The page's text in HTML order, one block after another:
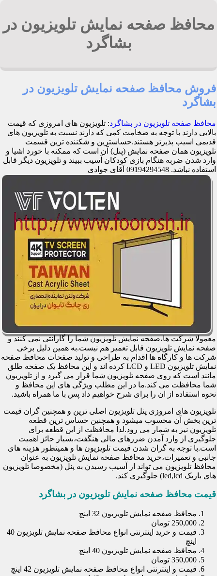
محافظ صفحه نمایش تلویزیون در
بشاگرد
فروش محافظ صفحه نمایش تلویزیون در
بشاگرد
محافظ صفحه تلویزیون در بشاگرد: تلویزیون های امروزی که قیمت
بالایی دارند با توجه به ضخامت کمی که دارند نسبت به تلویزیون های
قدیمی اسیب پذیرتر هستند.حساسترین و شکننده ترین قسمت
تلویزیون همان صفحه نمایش (پنل) آن است که ممکنه با خورد اشیا و
وارد شدن ضربه هنگام بازی کودکان آسیب ببیند و تلویزیون دیگر قابل
استفاده نباشد. 09194294548 آقای جوادی
معمولا شرکت ها،صفحه نمایش تلویزیون شما را گارانتی نمی کنند و
صفحه نمایش تلویزیون قابل تعمیر هم نیست.به همین دلیل برخی
شرکت ها و کارگاه ها اقدام به طراحی و تولید صفحات محافظ صفحه
نمایش تلویزیون LED و LCD کرده اند و این محافظ یک صفحه طلق
مانند است که روی صفحه تلویزیون شما قرار می گیرد و از تلویزیون
شما محافظت می کند.ما در این مطلب ویژگی های این محافظ و
نحوه استفاده از ان را برای شرح خواهیم داد پس با ما همراه باشید.
تلویزیون های امروزی پنل تلویزیون اصلی ترین و همچنین گران قیمت
ترین بخش آن محسوب میشود و همچنین حساس ترین قطعه
تلویزیون نیز به شمار می رود.لذا محافظت از این قطعه برای
جلوگیری از وارد آمدن ضررهای مالی هنگفت،بسیار حائز اهمیت
است.با توجه به گران شدن قیمت تلویزیون ها و همینطور هزینه های
جانبی و تعمیرات،خرید محافظ صفحه نمایش تلویزیون به عنوان
محافظ تلویزیون می تواند از آسیب رسیدن به پنل (مخصوصا تلویزیون
های باریک led,lcd) جلوگیری کند.
قیمت محافظ صفحه نمایش تلویزیون در بشاگرد
محافظ صفحه نمایش تلویزیون 32 اینچ
250,000 تومان
قیمت و خرید اینترنتی انواع محافظ صفحه نمایش تلویزیون 40
اینچ
محافظ صفحه نمایش تلویزیون 40 اینچ
350,000 تومان
قیمت و اینترنتی انواع محافظ صفحه نمایش تلویزیون 42 اینچ